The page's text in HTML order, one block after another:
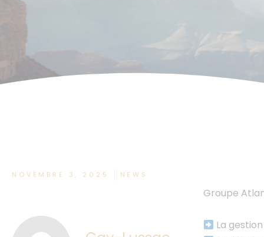
NOVEMBRE 3, 2025 NEWS
Groupe
La